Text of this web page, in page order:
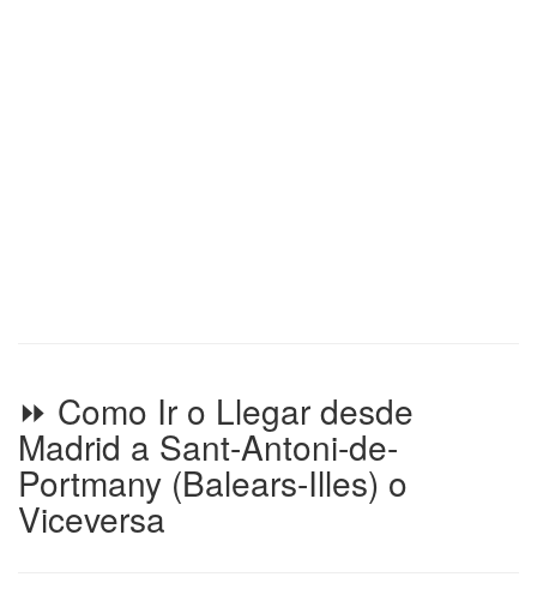
⏩ Como Ir o Llegar desde
Madrid a Sant-Antoni-de-
Portmany (Balears-Illes) o
Viceversa